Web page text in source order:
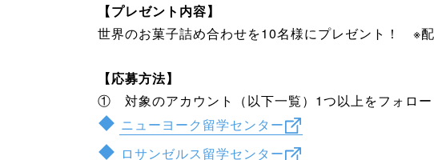
【プレゼント内容】
世界のお菓子詰め合わせを10名様にプレゼント！ ※
【応募方法】
① 対象のアカウント（以下一覧）1つ以上をフォロー
ニューヨーク留学センター
ロサンゼルス留学センター